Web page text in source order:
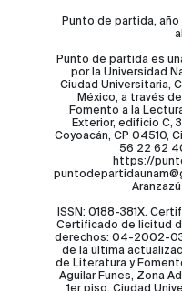
Punto de partida, año
Punto de partida es
por la Universidad
Ciudad Universitaria,
México, a través
Fomento a la
Exterior, edificio C,
Coyoacán, CP 04510,
56 22 62
https://
ISSN: 0188-381X.
Certificado de licitud
derechos: 04-2002-
de la última
de Literatura y
Aguilar Funes, Zona